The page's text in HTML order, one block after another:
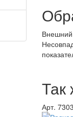
Внешний
Так
Арт.